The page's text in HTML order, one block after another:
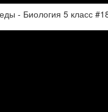
- Биология 5 класс